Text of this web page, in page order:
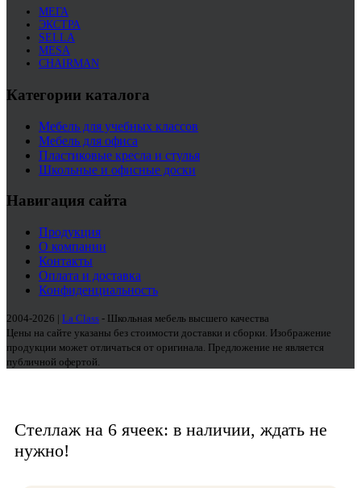
МЕГА
ЭКСТРА
SELLA
MESA
CHAIRMAN
Категории каталога
Мебель для учебных классов
Мебель для офиса
Пластиковые кресла и стулья
Школьные и офисные доски
Навигация сайта
Продукция
О компании
Контакты
Оплата и доставка
Конфиденциальность
2004-2026 | La Class - Школьная мебель высшего качества
Цены на сайте указаны без стоимости доставки и сборки. Изображение
продукции может отличаться от оригинала. Предложение не является
публичной офертой.
Стеллаж на 6 ячеек: в наличии, ждать не
нужно!